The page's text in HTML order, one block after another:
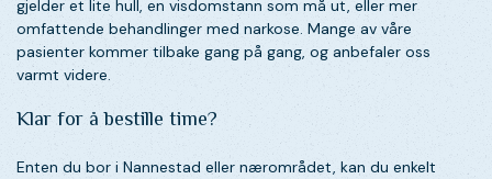
gjelder et lite hull, en visdomstann som må ut, eller mer
omfattende behandlinger med narkose. Mange av våre
pasienter kommer tilbake gang på gang, og anbefaler oss
varmt videre.
Klar for å bestille time?
Enten du bor i Nannestad eller nærområdet, kan du enkelt